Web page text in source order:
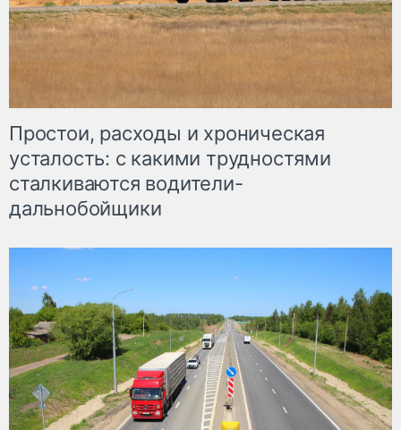
Простои, расходы и хроническая
усталость: с какими трудностями
сталкиваются водители-
дальнобойщики